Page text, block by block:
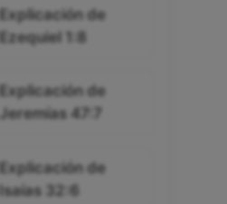
Explicación de
Ezequiel 1:8
Explicación de
Jeremías 47:7
Explicación de
Isaías 32:6